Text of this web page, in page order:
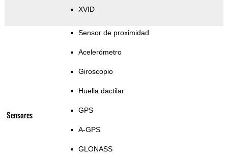
XVID
Sensores
Sensor de proximidad
Acelerómetro
Giroscopio
Huella dactilar
GPS
A-GPS
GLONASS